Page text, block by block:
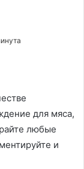
для мяса,
любые
и